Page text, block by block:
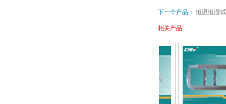
下一个产品： 恒温恒湿
相关产品